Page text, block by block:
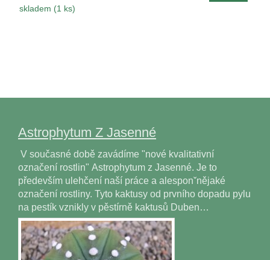
skladem (1 ks)
Astrophytum Z Jasenné
V současné době zavádíme "nové kvalitativní
označení rostlin" Astrophytum z Jasenné. Je to
především ulehčení naší práce a alesponˇnějaké
označení rostliny. Tyto kaktusy od prvního dopadu pylu
na pestík vznikly v pěstírně kaktusů Duben…